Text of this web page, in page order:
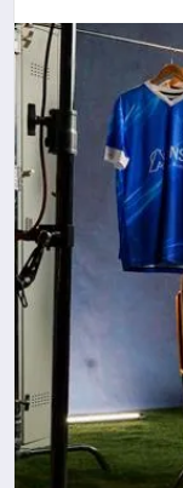
TEKNOLOJI
MAGAZIN
KRIPTO PARA
GEZI & SEYAHAT
OYUN